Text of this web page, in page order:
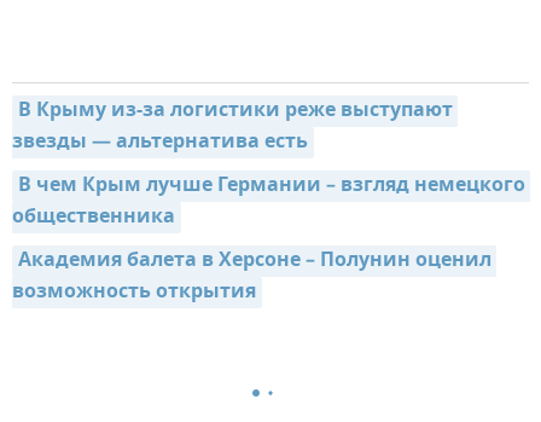
В Крыму из-за логистики реже выступают
звезды — альтернатива есть
В чем Крым лучше Германии – взгляд немецкого
общественника
Академия балета в Херсоне – Полунин оценил
возможность открытия